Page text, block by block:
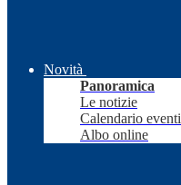
Novità
Panoramica
Le notizie
Calendario eventi
Albo online